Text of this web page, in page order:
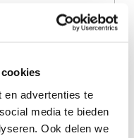
en advertenties te
media te bieden
Ook delen we